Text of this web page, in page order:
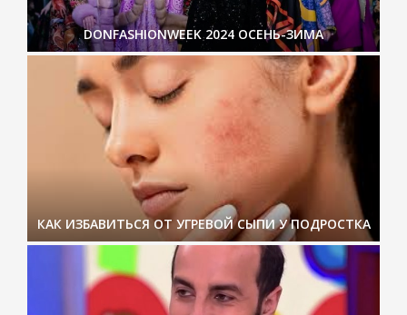
DONFASHIONWEEK 2024 ОСЕНЬ-ЗИМА
КАК ИЗБАВИТЬСЯ ОТ УГРЕВОЙ СЫПИ У ПОДРОСТКА